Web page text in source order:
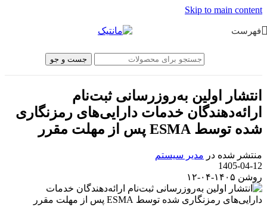
Skip to main content
فهرست
جست و جو
انتشار اولین به‌روزرسانی ثبت‌نام
ارائه‌دهندگان خدمات دارایی‌های رمزنگاری
شده توسط ESMA پس از مهلت مقرر
منتشر شده در مدیر سیستم
1405-04-12
روشن ۱۴۰۵-۰۴-۱۲